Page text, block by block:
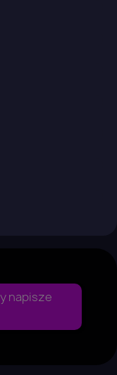
napisze